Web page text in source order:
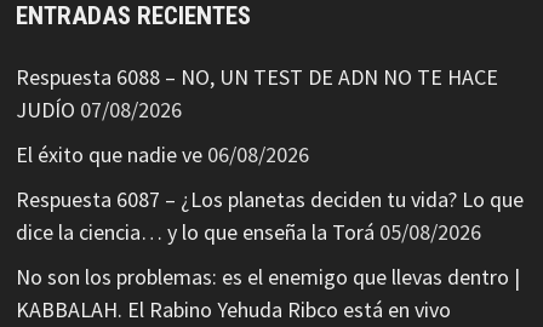
ENTRADAS RECIENTES
Respuesta 6088 – NO, UN TEST DE ADN NO TE HACE
JUDÍO 07/08/2026
El éxito que nadie ve 06/08/2026
Respuesta 6087 – ¿Los planetas deciden tu vida? Lo que
dice la ciencia… y lo que enseña la Torá 05/08/2026
No son los problemas: es el enemigo que llevas dentro |
KABBALAH. El Rabino Yehuda Ribco está en vivo